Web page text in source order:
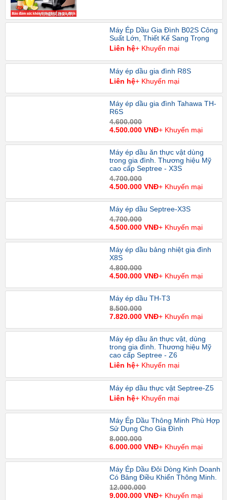
Máy Ép Dầu Gia Đình B02S Công
Suất Lớn, Thiết Kế Sang Trọng
Liên hệ+ Khuyến mại
Máy ép dầu gia đình R8S
Liên hệ+ Khuyến mại
Máy ép dầu gia đình Tahawa TH-
R6S
4.600.000
4.500.000 VNĐ+ Khuyến mại
Máy ép dầu ăn thực vật dùng
trong gia đình. Thương hiệu Mỹ
cao cấp Septree - X3S
4.700.000
4.500.000 VNĐ+ Khuyến mại
Máy ép dầu Septree-X3S
4.700.000
4.500.000 VNĐ+ Khuyến mại
Máy ép dầu bảng nhiệt gia đình
X8S
4.800.000
4.500.000 VNĐ+ Khuyến mại
Máy ép dầu TH-T3
8.500.000
7.820.000 VNĐ+ Khuyến mại
Máy ép dầu ăn thực vật, dùng
trong gia đình. Thương hiệu Mỹ
cao cấp Septree - Z6
Liên hệ+ Khuyến mại
Máy ép dầu thực vật Septree-Z5
Liên hệ+ Khuyến mại
Máy Ép Dầu Thông Minh Phù Hợp
Sử Dụng Cho Gia Đình
8.000.000
6.000.000 VNĐ+ Khuyến mại
Máy Ép Dầu Đôi Dòng Kinh Doanh
Có Bảng Điều Khiển Thông Minh.
12.000.000
9.000.000 VNĐ+ Khuyến mại